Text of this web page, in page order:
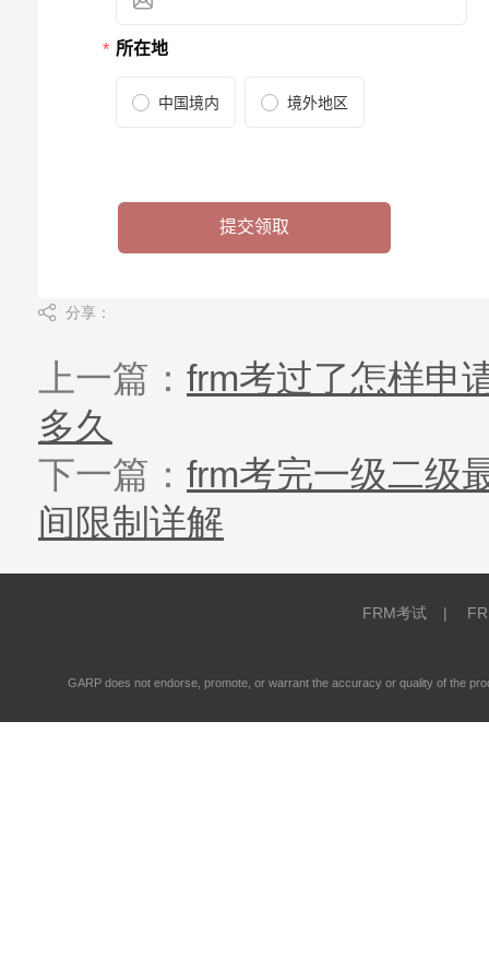
分享：
上一篇： frm考过了怎样申
多久
下一篇： frm考完一级二级
间限制详解
FRM考试 |
GARP does not endorse, promote, or warrant the accuracy or quality of the